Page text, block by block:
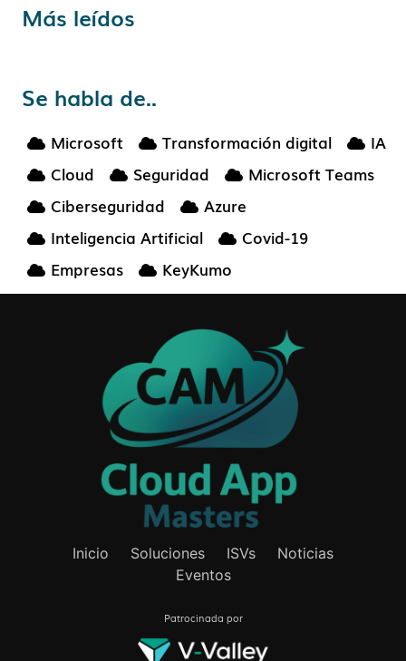
Más leídos
Se habla de..
Microsoft Transformación digital
IA
Cloud
Seguridad
Microsoft Teams
Ciberseguridad
Azure
Inteligencia Artificial
Covid-19
Empresas
KeyKumo
Inicio Soluciones ISVs
Noticias
Eventos
Patrocinada por